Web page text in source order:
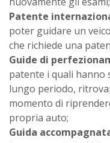
Patente
poter guidare un
che richiede una
Guide di
patente i quali hanno
lungo periodo,
momento di
propria auto;
Guida